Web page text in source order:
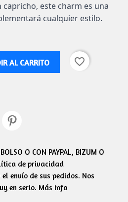
este charm es una
cualquier estilo.
AL CARRITO favorite_border
O CON PAYPAL, BIZUM O
de privacidad
envío de sus pedidos. Nos
en serio. Más info